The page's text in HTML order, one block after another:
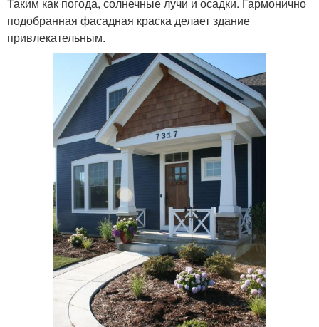
Таким как погода, солнечные лучи и осадки. Гармонично
подобранная фасадная краска делает здание
привлекательным.